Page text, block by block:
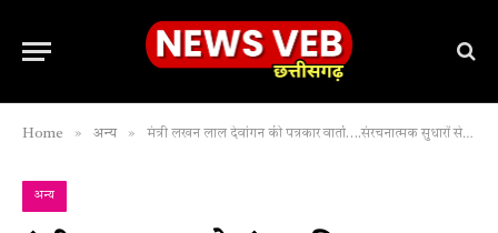
Home » अन्य » मंत्री लखन लाल देवांगन की पत्रकार वार्ता….संरचनात्मक सुधारों से छत्तीसगढ़ में निवेशकों का भरोसा बढ़ा, जमीनी क्रियान्वयन तेज़.
अन्य